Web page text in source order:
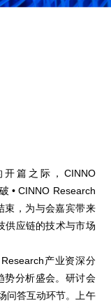
篇之际，CINNO
• CINNO Research
束，为与会嘉宾带来
供应链的技术与市场
产业资深分
势分析盛会。研讨会
问答互动环节。上午